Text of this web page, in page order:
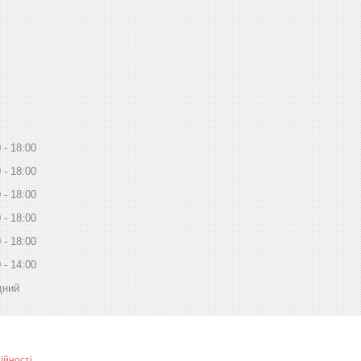
18:00
18:00
18:00
18:00
18:00
14:00